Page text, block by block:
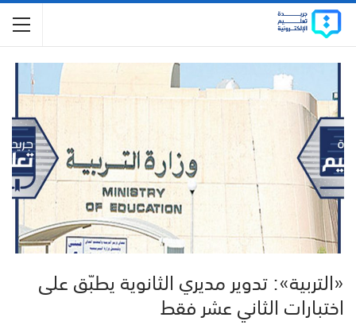
«التربية»: تدوير مديري الثانوية يطبّق على
اختبارات الثاني عشر فقط